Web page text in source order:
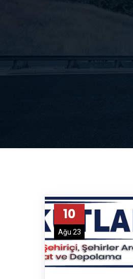
10
Ağu 23